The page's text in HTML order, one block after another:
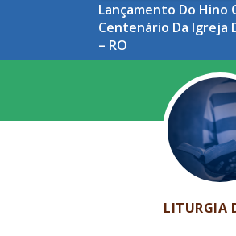
Lançamento Do Hino
Centenário Da Igreja
– RO
LITURGIA